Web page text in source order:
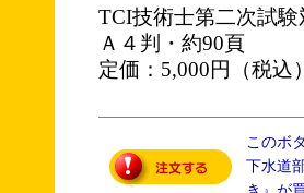
TCI技術士第二次試
Ａ４判・約90頁
定価：5,000円（税込
このボ
下水道